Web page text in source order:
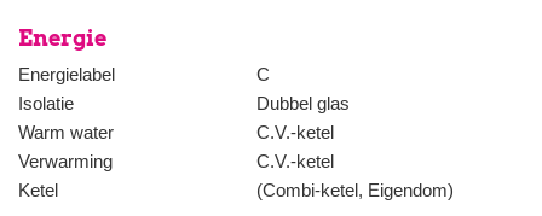
Deze informatie is door ons kantoor met de grootste zorg
van de door de verkoper aan ons ter beschikking gestelde
wordt geen enkele aansprakelijkheid aanvaard voor enige
dan wel de eventuele gevolgen daarvan.
Energie
Energielabel
C
Isolatie
Dubbel glas
Warm water
C.V.-ketel
Verwarming
C.V.-ketel
Ketel
(Combi-ketel, Eigendom)